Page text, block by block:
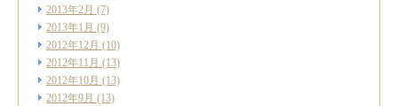
2013年2月 (7)
2013年1月 (9)
2012年12月 (10)
2012年11月 (13)
2012年10月 (13)
2012年9月 (13)